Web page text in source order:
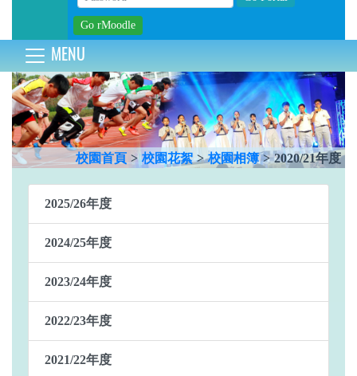
MENU
校園首頁 > 校園花絮 > 校園相簿 > 2020/21年度
2025/26年度
2024/25年度
2023/24年度
2022/23年度
2021/22年度